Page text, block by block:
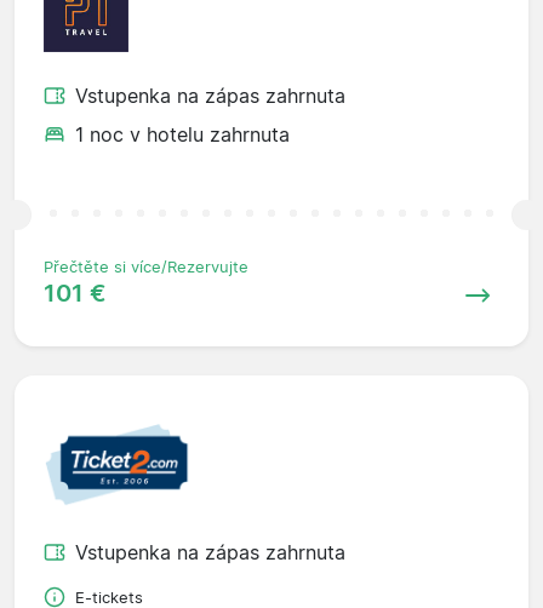
Vstupenka na zápas zahrnuta
1 noc v hotelu zahrnuta
Přečtěte si více/Rezervujte
101 €
Vstupenka na zápas zahrnuta
E-tickets